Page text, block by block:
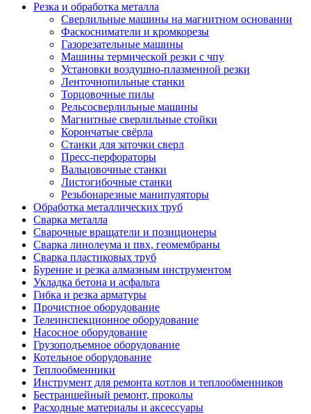
Резка и обработка металла
Сверлильные машины на магнитном основании
Фаскосниматели и кромкорезы
Газорезательные машины
Машины термической резки с чпу
Установки воздушно-плазменной резки
Ленточнопильные станки
Торцовочные пилы
Рельсосверлильные машины
Магнитные сверлильные стойки
Корончатые свёрла
Станки для заточки сверл
Пресс-перфораторы
Вальцовочные станки
Листогибочные станки
Резьбонарезные манипуляторы
Обработка металлических труб
Сварка металла
Сварочные вращатели и позиционеры
Сварка линолеума и пвх, геомембраны
Сварка пластиковых труб
Бурение и резка алмазным инструментом
Укладка бетона и асфальта
Гибка и резка арматуры
Прочистное оборудование
Телеинспекционное оборудование
Насосное оборудование
Грузоподъемное оборудование
Котельное оборудование
Теплообменники
Инструмент для ремонта котлов и теплообменников
Бестраншейный ремонт, проколы
Расходные материалы и аксессуары